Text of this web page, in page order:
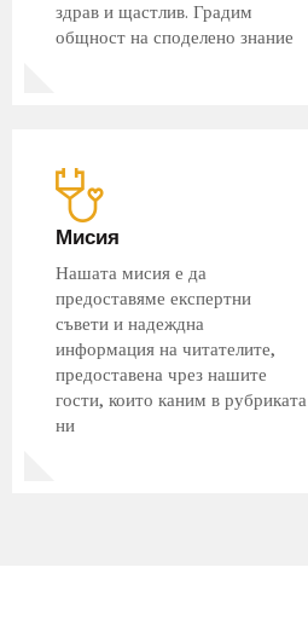
здрав и щастлив. Градим
общност на споделено знание
Мисия
Нашата мисия е да
предоставяме експертни
съвети и надеждна
информация на читателите,
предоставена чрез нашите
гости, които каним в рубриката
ни